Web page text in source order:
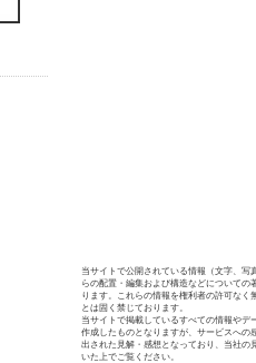
当サイトで公開されている情報（文字、写
らの配置・編集および構造などについての
ります。これらの情報を権利者の許可なく
とは固く禁じております。
当サイトで掲載しているすべての情報やデ
作成したものとなりますが、サービスへの
出された見解・感想となっており、当社の
いた上でご覧ください。